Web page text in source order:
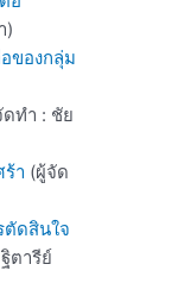
)
ของกลุ่ม
ดทำ : ชัย
า (ผู้จัด
ตัดสินใจ
ตารีย์